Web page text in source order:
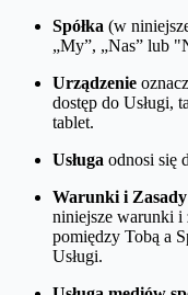
Spółka (w
„My”, „Nas” lub
Urządzenie
dostęp do Usługi,
tablet.
Usługa odnosi się
Warunki i Zasady
niniejsze warunki i
pomiędzy Tobą a
Usługi.